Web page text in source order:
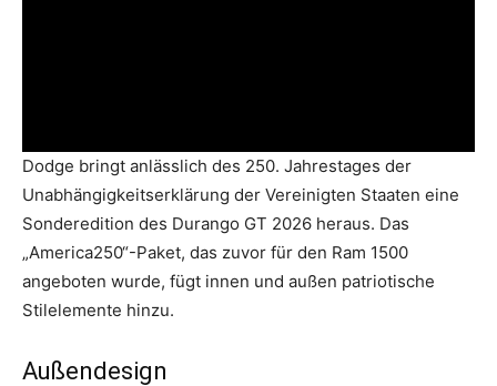
Dodge bringt anlässlich des 250. Jahrestages der
Unabhängigkeitserklärung der Vereinigten Staaten eine
Sonderedition des Durango GT 2026 heraus. Das
„America250“-Paket, das zuvor für den Ram 1500
angeboten wurde, fügt innen und außen patriotische
Stilelemente hinzu.
Außendesign